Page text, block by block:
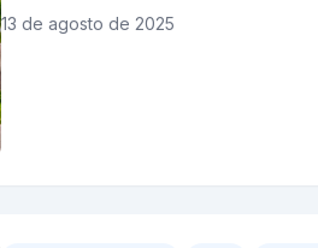
13 de agosto de 2025